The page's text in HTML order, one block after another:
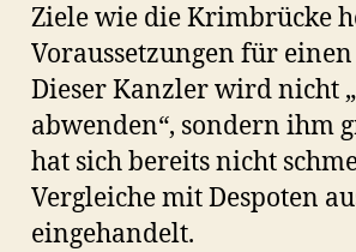
Ziele wie die Krimbrücke
Voraussetzungen für
Dieser Kanzler wird nicht
abwenden“, sondern ihm
hat sich bereits nicht
Vergleiche mit Despoten
eingehandelt.